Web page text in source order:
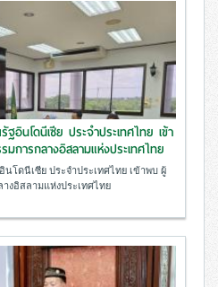
อินโดนีเซีย ประจำประเทศไทย เข้า
ารกลางอิสลามแห่งประเทศไทย
โดนีเซีย ประจำประเทศไทย เข้าพบ ผู้
งอิสลามแห่งประเทศไทย